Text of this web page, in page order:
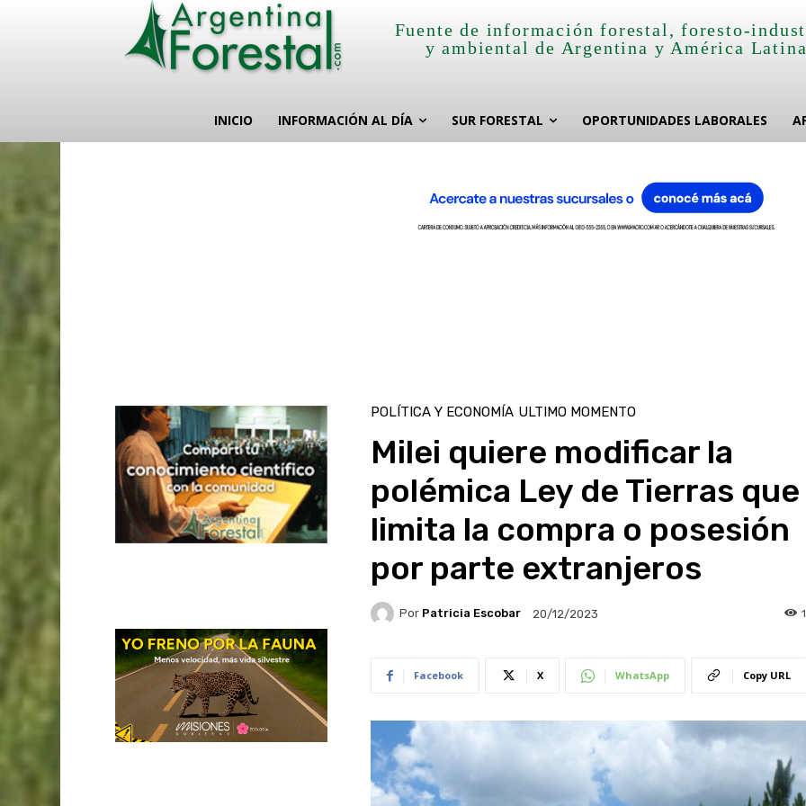
Fuente de información forestal, foresto-
y ambiental de Argentina y América
INICIO INFORMACIÓN AL DÍA SUR FORESTAL OPORTUNIDADES LABORALES
POLÍTICA Y ECONOMÍA ULTIMO MOMENTO
Milei quiere modificar la
polémica Ley de Tierras que
limita la compra o posesión
por parte extranjeros
Por Patricia Escobar 20/12/2023
Facebook X WhatsApp Copy URL